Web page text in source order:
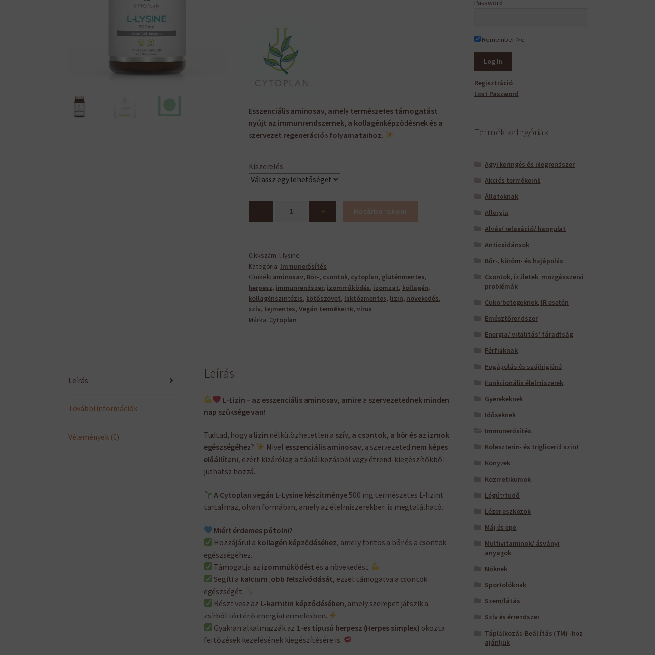
Esszenciális aminosav, amely természetes támogatást
nyújt az immunrendszernek, a kollagénképződésnek és a
szervezet regenerációs folyamataihoz.
Kiszerelés
- + Kosárba rakom
Cikkszám: l-lysine
Kategória: Immunerősítés
Címkék: aminosav, Bőr-, csontok, cytoplan, gluténmentes,
herpesz, immunrendszer, izomműködés, izomzat, kollagén,
kollagénszintézis, kötőszövet, laktózmentes, lizin, növekedés,
szív, tejmentes,Vegán termékeink,vírus
Márka: Cytoplan
Leírás
További információk
Vélemények (0)
Leírás
L-Lizin – az esszenciális aminosav, amire a szervezetednek minden
nap szüksége van!
Tudtad, hogy a lizin nélkülözhetetlen a szív, a csontok, a bőr és az izmok
egészségéhez? Mivel esszenciális aminosav, a szervezeted nem képes
előállítani, ezért kizárólag a táplálkozásból vagy étrend-kiegészítőkből
juthatsz hozzá.
A Cytoplan vegán L-Lysine készítménye500 mg természetes L-lizint
tartalmaz, olyan formában, amely az élelmiszerekben is megtalálható.
Miért érdemes pótolni?
Hozzájárul a kollagén képződéséhez, amely fontos a bőr és a csontok
egészségéhez.
Támogatja az izomműködést és a növekedést.
Segíti a kalcium jobb felszívódását, ezzel támogatva a csontok
egészségét.
Részt vesz az L-karnitin képződésében, amely szerepet játszik a
zsírból történő energiatermelésben.
Gyakran alkalmazzák az 1-es típusú herpesz (Herpes simplex) okozta
fertőzések kezelésének kiegészítésére is.
Password
Remember Me
Regisztráció
Lost Password
Termék kategóriák
Agyi keringés és idegrendszer
Akciós termékeink
Állatoknak
Allergia
Alvás/ relaxáció/ hangulat
Antioxidánsok
Bőr-, köröm- és hajápolás
Csontok, ízületek, mozgásszervi
problémák
Cukorbetegeknek, IR esetén
Emésztőrendszer
Energia/ vitalitás/ fáradtság
Férfiaknak
Fogápolás és szájhigiéné
Funkcionális élelmiszerek
Gyerekeknek
Időseknek
Immunerősítés
Koleszterin- és triglicerid szint
Könyvek
Kozmetikumok
Légút/tüdő
Lézer eszközök
Máj és epe
Multivitaminok/ ásványi
anyagok
Nőknek
Sportolóknak
Szem/látás
Szív és érrendszer
Táplálkozás-Beállítás (TM) -hoz
ajánljuk